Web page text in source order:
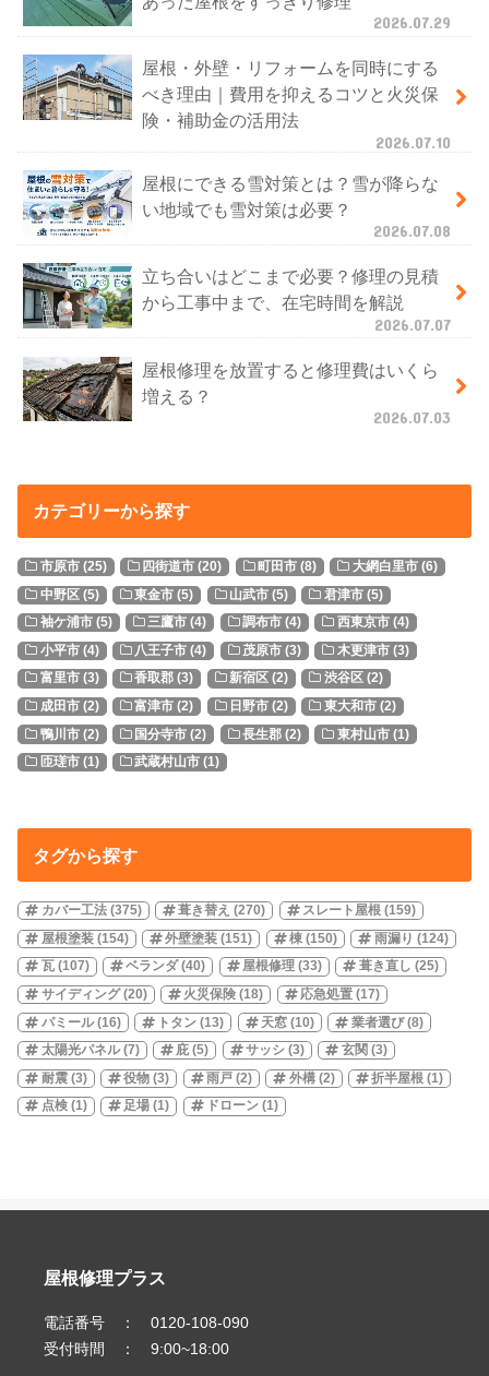
2026.07.29
屋根・外壁・リフォームを同時にする
べき理由｜費用を抑えるコツと火災保
険・補助金の活用法
2026.07.10
屋根にできる雪対策とは？雪が降らな
い地域でも雪対策は必要？
2026.07.08
立ち合いはどこまで必要？修理の見積
から工事中まで、在宅時間を解説
2026.07.07
屋根修理を放置すると修理費はいくら
増える？
2026.07.03
カテゴリーから探す
市原市(25) 四街道市 (20) 町田市 (8) 大網白里市(6)
中野区(5) 東金市 (5) 山武市 (5) 君津市(5)
袖ケ浦市(5) 三鷹市 (4) 調布市 (4) 西東京市(4)
小平市(4) 八王子市 (4) 茂原市 (3) 木更津市(3)
富里市(3) 香取郡 (3) 新宿区 (2) 渋谷区(2)
成田市(2) 富津市 (2) 日野市 (2) 東大和市(2)
鴨川市(2) 国分寺市 (2) 長生郡 (2) 東村山市(1)
匝瑳市(1) 武蔵村山市 (1)
タグから探す
カバー工法(375) 葺き替え (270) スレート屋根 (159)
屋根塗装(154) 外壁塗装 (151) 棟 (150) 雨漏り (124)
瓦(107) ベランダ(40) 屋根修理 (33) 葺き直し (25)
サイディング(20) 火災保険 (18) 応急処置 (17)
パミール(16) トタン (13) 天窓 (10) 業者選び(8)
太陽光パネル(7) 庇 (5) サッシ (3) 玄関 (3)
耐震(3) 役物 (3) 雨戸 (2) 外構(2) 折半屋根 (1)
点検(1) 足場 (1) ドローン (1)
屋根修理プラス
電話番号 ： 0120-108-090
受付時間 ： 9:00~18:00